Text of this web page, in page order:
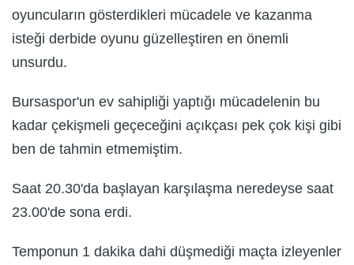
oyuncuların gösterdikleri mücadele ve kazanma
isteği derbide oyunu güzelleştiren en önemli
unsurdu.
Bursaspor'un ev sahipliği yaptığı mücadelenin bu
kadar çekişmeli geçeceğini açıkçası pek çok kişi gibi
ben de tahmin etmemiştim.
Saat 20.30'da başlayan karşılaşma neredeyse saat
23.00'de sona erdi.
Temponun 1 dakika dahi düşmediği maçta izleyenler